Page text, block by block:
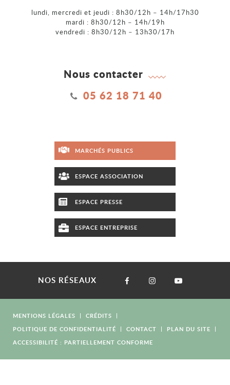
lundi, mercredi et jeudi : 8h30/12h – 14h/17h30
mardi : 8h30/12h – 14h/19h
vendredi : 8h30/12h – 13h30/17h
Nous contacter
05 62 18 71 40
MARCHÉS PUBLICS
ESPACE ASSOCIATION
ESPACE PRESSE
ESPACE ENTREPRISE
NOS RÉSEAUX
MENTIONS LÉGALES
CRÉDITS
POLITIQUE DE CONFIDENTIALITÉ
CONTACT
PLAN DU SITE
ACCESSIBILITÉ : PARTIELLEMENT CONFORME